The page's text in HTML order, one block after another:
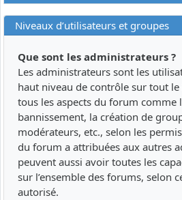
Niveaux d’utilisateurs et groupes
Que sont les administrateurs ?
Les administrateurs sont les
haut niveau de contrôle sur tout
tous les aspects du forum comme
bannissement, la création de
modérateurs, etc., selon les
du forum a attribuées aux autres
peuvent aussi avoir toutes les
sur l’ensemble des forums, selon
autorisé.